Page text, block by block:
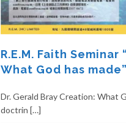
R.E.M. Faith Seminar
What God has made”
Dr. Gerald Bray Creation: What
doctrin […]